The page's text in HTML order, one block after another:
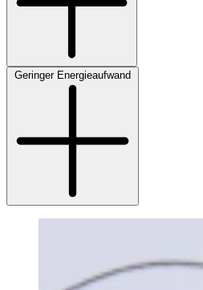
Geringer Energieaufwand